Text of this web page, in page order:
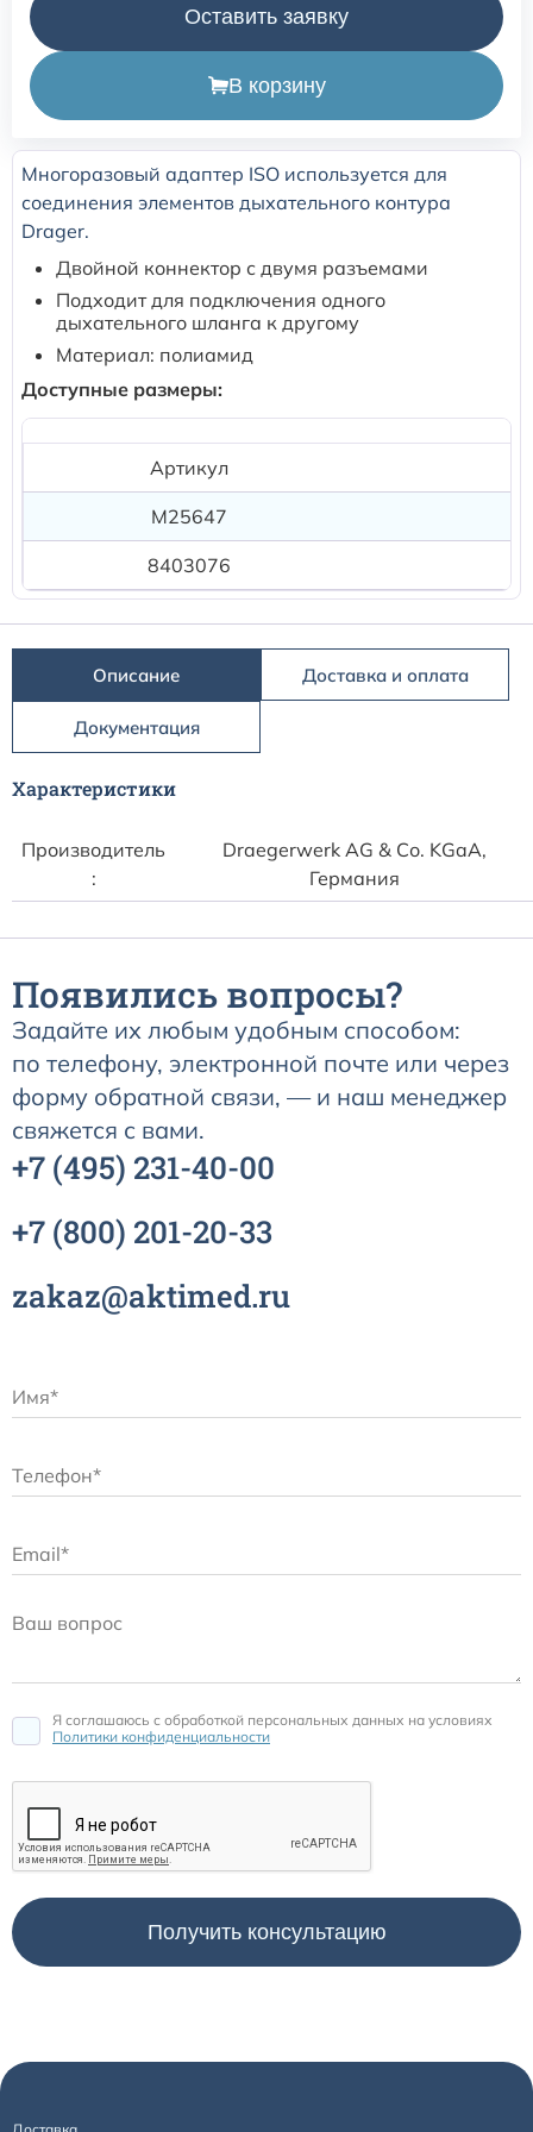
Оставить заявку
В корзину
Многоразовый адаптер ISO используется для
соединения элементов дыхательного контура
Drager.
Двойной коннектор с двумя разъемами
Подходит для подключения одного
дыхательного шланга к другому
Материал: полиамид
Доступные размеры:
Артикул
M25647
8403076
Описание Доставка и оплата
Документация
Характеристики
Производитель
:
Draegerwerk AG & Со. KGaA,
Германия
Появились вопросы?
Задайте их любым удобным способом:
по телефону, электронной почте или через
форму обратной связи, — и наш менеджер
свяжется с вами.
+7 (495) 231-40-00
+7 (800) 201-20-33
zakaz@aktimed.ru
Я соглашаюсь c обработкой персональных данных на условиях
Политики конфиденциальности
Расходные материалы для транскутанного монитора
Sentec
Расходные материалы к аппарату Авента-М
Расходные материалы к аппаратам ИВЛ Hamilton
Расходные материалы к аппаратам ИВЛ Mindray
Расходные материалы к аппаратам ИВЛ Drager
Расходные материалы к аппаратам Comen
Расходные материалы для ИВЛ Puritan Bennett
Расходные материалы к аппаратам Philips